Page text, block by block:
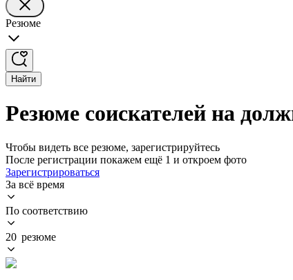
Резюме
Найти
Резюме соискателей на
Чтобы видеть все резюме, зарегистрируйтесь
После регистрации покажем ещё 1 и откроем фото
Зарегистрироваться
За всё время
По соответствию
20 резюме